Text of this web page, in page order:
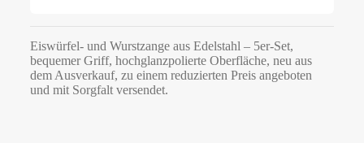
Eiswürfel- und Wurstzange aus Edelstahl – 5er-Set,
bequemer Griff, hochglanzpolierte Oberfläche, neu aus
dem Ausverkauf, zu einem reduzierten Preis angeboten
und mit Sorgfalt versendet.